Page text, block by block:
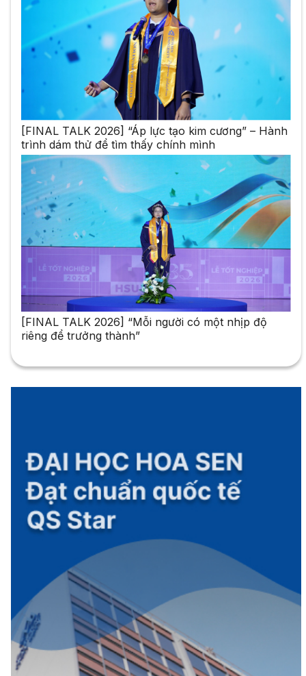
[FINAL TALK 2026] “Áp lực tạo kim cương” – Hành
trình dám thử để tìm thấy chính mình
[FINAL TALK 2026] “Mỗi người có một nhịp độ
riêng để trưởng thành”